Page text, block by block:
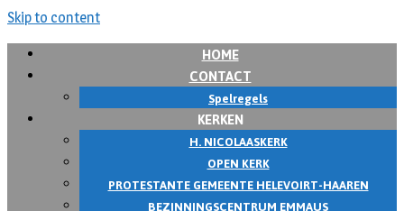
Skip to content
HOME
CONTACT
Spelregels
KERKEN
H. NICOLAASKERK
OPEN KERK
PROTESTANTE GEMEENTE HELEVOIRT-HAAREN
BEZINNINGSCENTRUM EMMAUS